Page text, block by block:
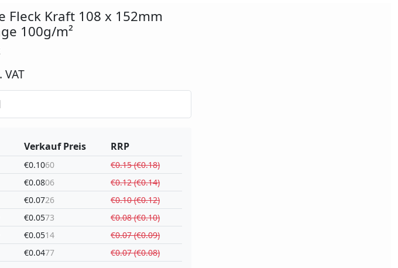
Fleck Kraft 108 x 152mm
100g/m²
VAT
Verkauf Preis
€0.1060
€0.0806
€0.0726
€0.0573
€0.0514
€0.0477
RRP
€0.15 (€0.18)
€0.12 (€0.14)
€0.10 (€0.12)
€0.08 (€0.10)
€0.07 (€0.09)
€0.07 (€0.08)